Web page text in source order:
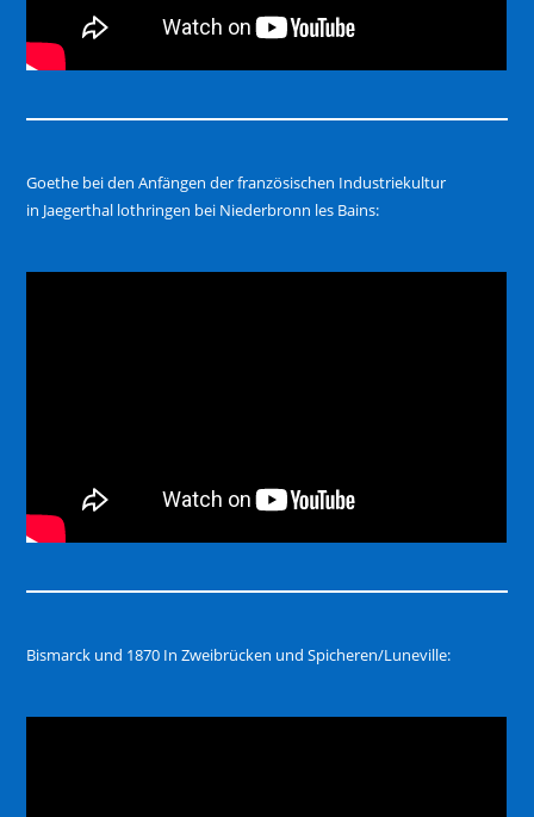
Goethe bei den Anfängen der französischen Industriekultur
in Jaegerthal lothringen bei Niederbronn les Bains:
Bismarck und 1870 In Zweibrücken und Spicheren/Luneville: